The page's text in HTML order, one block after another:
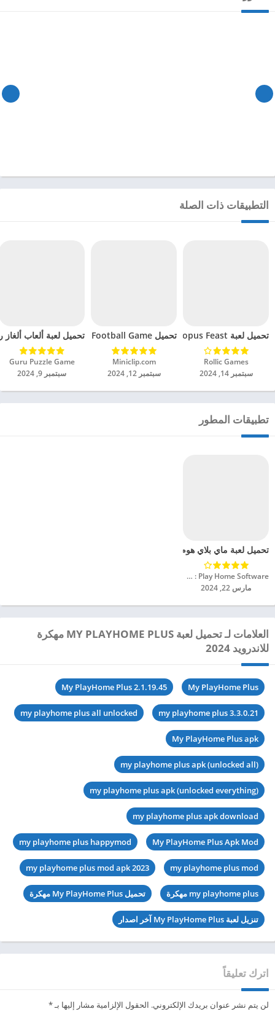
التطبيقات ذات الصلة
تحميل لعبة Octopus Feast مهكرة للاندرويد 2024
Rollic Games‏
سبتمبر 14, 2024
تحميل Soccer Hero PvP Football Game مهكرة للاندرويد 2024
Miniclip.com‏
سبتمبر 12, 2024
تحميل لعبة ألعاب ألغاز
Guru Puzzle Game‏
سبتمبر 9, 2024
تطبيقات المطور
تحميل لعبة ماي بلاي هوم My PlayHome مهكرة للاندرويد 2024
Shimon Young : Play Home Software‏
مارس 22, 2024
العلامات لـ تحميل لعبة MY PLAYHOME PLUS مهكرة
للاندرويد 2024
My PlayHome Plus
My PlayHome Plus 2.1.19.45
my playhome plus 3.3.0.21
my playhome plus all unlocked
My PlayHome Plus apk
my playhome plus apk (unlocked all)
my playhome plus apk (unlocked everything)
my playhome plus apk download
My PlayHome Plus Apk Mod
my playhome plus happymod
my playhome plus mod
my playhome plus mod apk 2023
my playhome plus مهكرة تحميل My PlayHome Plus مهكرة
تنزيل لعبة My PlayHome Plus آخر اصدار
اترك تعليقاً
لن يتم نشر عنوان بريدك الإلكتروني. الحقول الإلزامية مشار إليها بـ*